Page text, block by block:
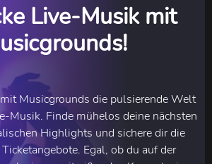
Live-Musik mit
Musicgrounds die pulsierende Welt
Musik. Finde mühelos deine nächsten
Highlights und sichere dir die
Egal, ob du auf der